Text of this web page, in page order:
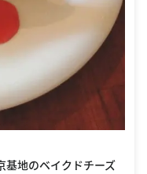
基地のベイクドチーズ